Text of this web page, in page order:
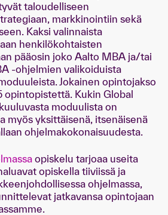
taloudelliseen
markkinointiin sekä
Kaksi valinnaista
henkilökohtaisten
pääosin joko Aalto MBA ja/tai
-ohjelmien valikoiduista
Jokainen opintojakso
opintopistettä. Kukin Global
moduulista on
myös yksittäisenä, itsenäisenä
ohjelmakokonaisuudesta.
opiskelu tarjoaa useita
opiskella tiiviissä ja
ohjelmassa,
jatkavansa opintojaan